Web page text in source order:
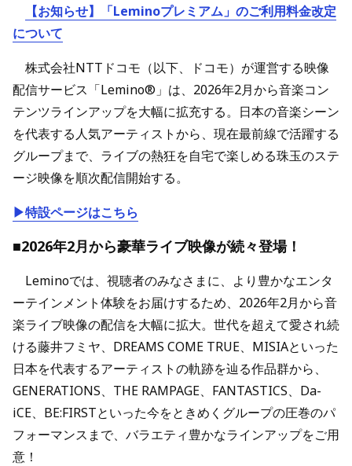
【お知らせ】「Leminoプレミアム」のご利用料金改定
について
株式会社NTTドコモ（以下、ドコモ）が運営する映像
配信サービス「Lemino®」は、2026年2月から音楽コン
テンツラインアップを大幅に拡充する。日本の音楽シーン
を代表する人気アーティストから、現在最前線で活躍する
グループまで、ライブの熱狂を自宅で楽しめる珠玉のステ
ージ映像を順次配信開始する。
▶特設ページはこちら
■2026年2月から豪華ライブ映像が続々登場！
Leminoでは、視聴者のみなさまに、より豊かなエンタ
ーテインメント体験をお届けするため、2026年2月から音
楽ライブ映像の配信を大幅に拡大。世代を超えて愛され続
ける藤井フミヤ、DREAMS COME TRUE、MISIAといった
日本を代表するアーティストの軌跡を辿る作品群から、
GENERATIONS、THE RAMPAGE、FANTASTICS、Da-
iCE、BE:FIRSTといった今をときめくグループの圧巻のパ
フォーマンスまで、バラエティ豊かなラインアップをご用
意！